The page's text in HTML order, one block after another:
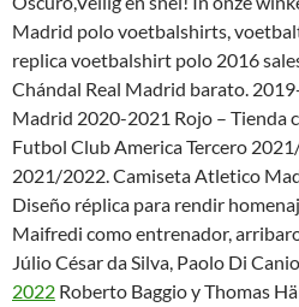
Madrid polo voetbalshirts,
replica voetbalshirt polo 2016
Chándal Real Madrid barato.
Madrid 2020-2021 Rojo – Tienda
Futbol Club America Tercero
2021/2022. Camiseta Atletico
Diseño réplica para rendir
Maifredi como entrenador,
Júlio César da Silva, Paolo Di
2022 Roberto Baggio y Thomas